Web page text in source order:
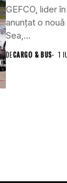
GEFCO, lider
anunțat o
Sea,...
DECARGO & BUS 1